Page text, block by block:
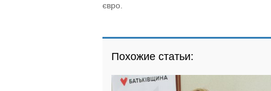
євро.
Похожие статьи: